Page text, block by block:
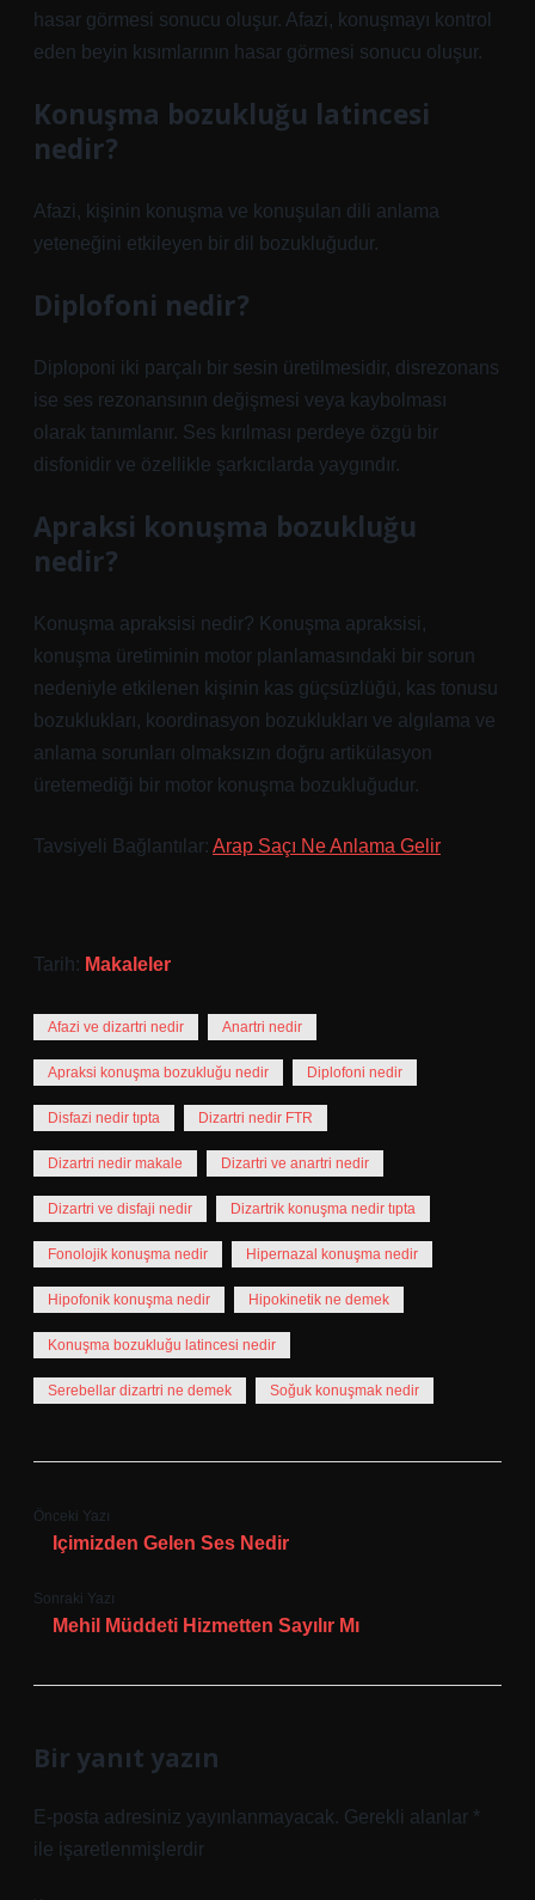
hasar görmesi sonucu oluşur. Afazi, konuşmayı kontrol
eden beyin kısımlarının hasar görmesi sonucu oluşur.
Konuşma bozukluğu latincesi
nedir?
Afazi, kişinin konuşma ve konuşulan dili anlama
yeteneğini etkileyen bir dil bozukluğudur.
Diplofoni nedir?
Diploponi iki parçalı bir sesin üretilmesidir, disrezonans
ise ses rezonansının değişmesi veya kaybolması
olarak tanımlanır. Ses kırılması perdeye özgü bir
disfonidir ve özellikle şarkıcılarda yaygındır.
Apraksi konuşma bozukluğu
nedir?
Konuşma apraksisi nedir? Konuşma apraksisi,
konuşma üretiminin motor planlamasındaki bir sorun
nedeniyle etkilenen kişinin kas güçsüzlüğü, kas tonusu
bozuklukları, koordinasyon bozuklukları ve algılama ve
anlama sorunları olmaksızın doğru artikülasyon
üretemediği bir motor konuşma bozukluğudur.
Tavsiyeli Bağlantılar: Arap Saçı Ne Anlama Gelir
Tarih: Makaleler
Afazi ve dizartri nedir Anartri nedir
Apraksi konuşma bozukluğu nedir Diplofoni nedir
Disfazi nedir tıpta Dizartri nedir FTR
Dizartri nedir makale Dizartri ve anartri nedir
Dizartri ve disfaji nedir Dizartrik konuşma nedir tıpta
Fonolojik konuşma nedir Hipernazal konuşma nedir
Hipofonik konuşma nedir Hipokinetik ne demek
Konuşma bozukluğu latincesi nedir
Serebellar dizartri ne demek Soğuk konuşmak nedir
Önceki Yazı
Içimizden Gelen Ses Nedir
Sonraki Yazı
Mehil Müddeti Hizmetten Sayılır Mı
Bir yanıt yazın
E-posta adresiniz yayınlanmayacak. Gerekli alanlar *
ile işaretlenmişlerdir